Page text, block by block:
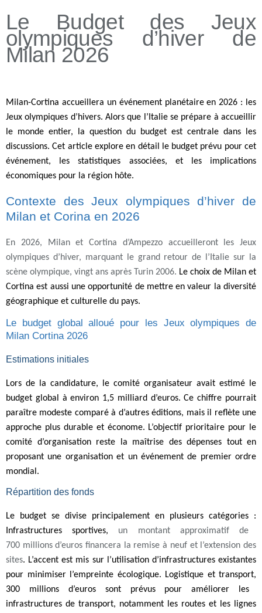
Le Budget des Jeux
olympiques d’hiver de
Milan 2026
Milan-Cortina accueillera un événement planétaire en 2026 : les
Jeux olympiques d’hivers. Alors que l’Italie se prépare à accueillir
le monde entier, la question du budget est centrale dans les
discussions. Cet article explore en détail le budget prévu pour cet
événement, les statistiques associées, et les implications
économiques pour la région hôte.
Contexte des Jeux olympiques d’hiver de
Milan et Corina en 2026
En 2026, Milan et Cortina d’Ampezzo accueilleront les Jeux
olympiques d’hiver, marquant le grand retour de l’Italie sur la
scène olympique, vingt ans après Turin 2006. Le choix de Milan et
Cortina est aussi une opportunité de mettre en valeur la diversité
géographique et culturelle du pays.
Le budget global alloué pour les Jeux olympiques de
Milan Cortina 2026
Estimations initiales
Lors de la candidature, le comité organisateur avait estimé le
budget global à environ 1,5 milliard d’euros. Ce chiffre pourrait
paraître modeste comparé à d’autres éditions, mais il reflète une
approche plus durable et économe. L’objectif prioritaire pour le
comité d’organisation reste la maîtrise des dépenses tout en
proposant une organisation et un événement de premier ordre
mondial.
Répartition des fonds
Le budget se divise principalement en plusieurs catégories :
Infrastructures sportives, un montant approximatif de
700 millions d’euros financera la remise à neuf et l’extension des
sites. L’accent est mis sur l’utilisation d’infrastructures existantes
pour minimiser l’empreinte écologique. Logistique et transport,
300 millions d’euros sont prévus pour améliorer les
infrastructures de transport, notamment les routes et les lignes